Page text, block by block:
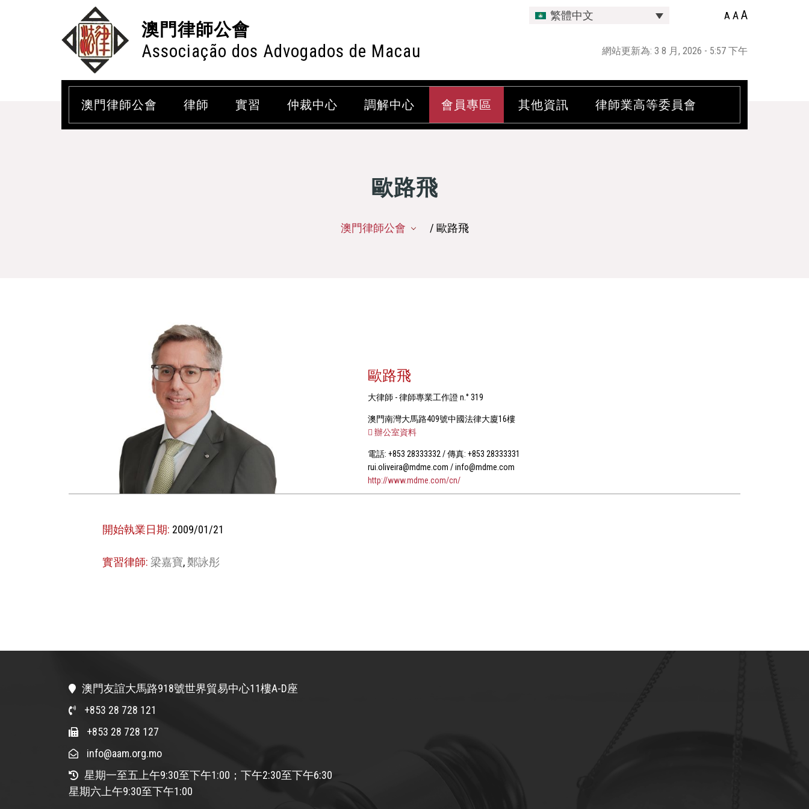
澳門律師公會
Associação dos Advogados de Macau
繁體中文 A AA
網站更新為: 3 8 月, 2026 - 5:57 下午
澳門律師公會 律師 實習 仲裁中心 調解中心 會員專區 其他資訊 律師業高等委員會
歐路飛
澳門律師公會 / 歐路飛
歐路飛
大律師 - 律師專業工作證 n.° 319
澳門南灣大馬路409號中國法律大廈16樓
辦公室資料
電話: +853 28333332 / 傳真: +853 28333331
rui.oliveira@mdme.com / info@mdme.com
http://www.mdme.com/cn/
開始執業日期: 2009/01/21
實習律師: 梁嘉寶,鄭詠彤
澳門友誼大馬路918號世界貿易中心11樓A-D座
+853 28 728 121
+853 28 728 127
info@aam.org.mo
星期一至五上午9:30至下午1:00；下午2:30至下午6:30
星期六上午9:30至下午1:00